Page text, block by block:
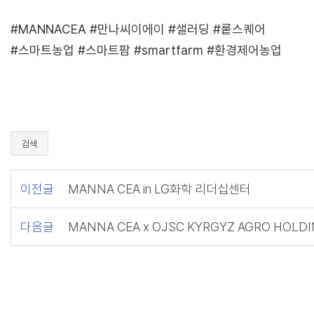
#MANNACEA #만나씨이에이 #샐러딩 #뤁스퀘어
#스마트농업 #스마트팜 #smartfarm #환경제어농업
검색
이전글 MANNA CEA in LG화학 리더십센터
다음글 MANNA CEA x OJSC KYRGYZ AGRO